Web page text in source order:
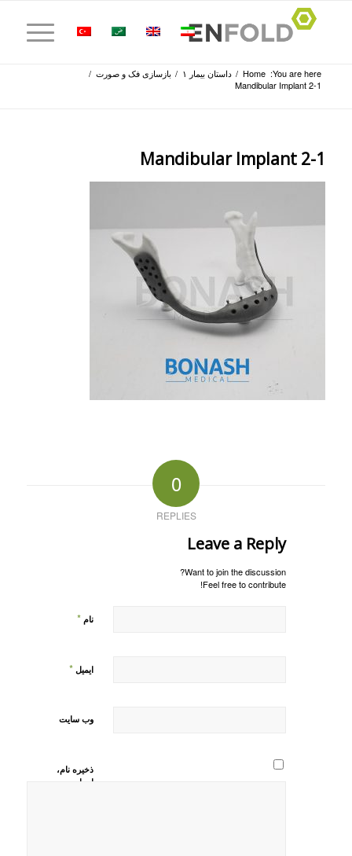
You are here:
Home
/ داستان بیمار ۱ / بازسازی­ فک و صورت /
Mandibular Implant 2-1
Mandibular Implant 2-1
0
REPLIES
Leave a Reply
Want to join the discussion?
Feel free to contribute!
نام *
ایمیل *
وب‌ سایت
ذخیره نام،
ایمیل و